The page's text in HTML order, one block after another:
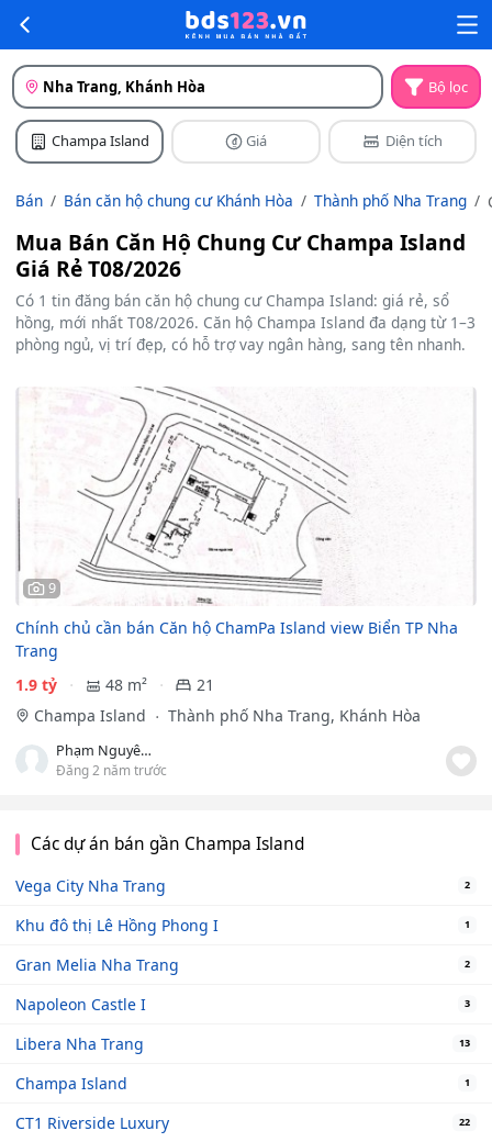
Nha Trang, Khánh Hòa Bộ lọc
Champa Island Giá Diện tích
Bán Bán căn hộ chung cư Khánh Hòa Thành phố Nha Trang
Mua Bán Căn Hộ Chung Cư Champa Island
Giá Rẻ T08/2026
Có 1 tin đăng bán căn hộ chung cư Champa Island: giá rẻ, sổ
hồng, mới nhất T08/2026. Căn hộ Champa Island đa dạng từ 1–3
phòng ngủ, vị trí đẹp, có hỗ trợ vay ngân hàng, sang tên nhanh.
9
Chính chủ cần bán Căn hộ ChamPa Island view Biển TP Nha
Trang
1.9 tỷ
48 m²
21
Champa Island
Thành phố Nha Trang, Khánh Hòa
Phạm Nguyên Hùng
Đăng 2 năm trước
Các dự án bán gần Champa Island
Vega City Nha Trang 2
Khu đô thị Lê Hồng Phong I 1
Gran Melia Nha Trang 2
Napoleon Castle I 3
Libera Nha Trang 13
Champa Island 1
CT1 Riverside Luxury 22